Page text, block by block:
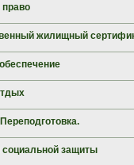
жилищный
защиты